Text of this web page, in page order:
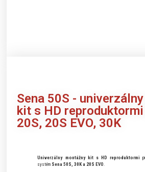
Sena 50S -
kit s HD reproduktormi
20S, 20S EVO, 30K
Univerzálny montážny kit s HD reproduktormi
systém Sena 50S, 30K a 20S EVO